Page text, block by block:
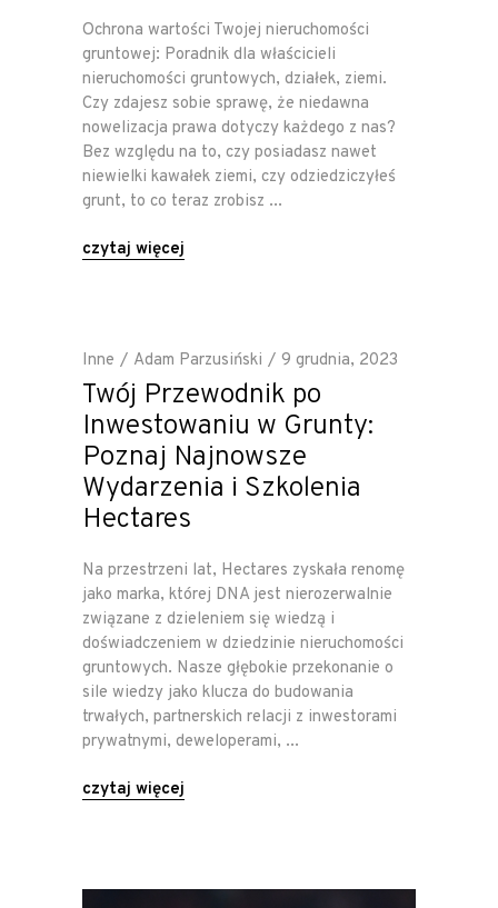
Ochrona wartości Twojej nieruchomości
gruntowej: Poradnik dla właścicieli
nieruchomości gruntowych, działek, ziemi.
Czy zdajesz sobie sprawę, że niedawna
nowelizacja prawa dotyczy każdego z nas?
Bez względu na to, czy posiadasz nawet
niewielki kawałek ziemi, czy odziedziczyłeś
grunt, to co teraz zrobisz
czytaj więcej
Inne Adam Parzusiński 9 grudnia, 2023
Twój Przewodnik po
Inwestowaniu w Grunty:
Poznaj Najnowsze
Wydarzenia i Szkolenia
Hectares
Na przestrzeni lat, Hectares zyskała renomę
jako marka, której DNA jest nierozerwalnie
związane z dzieleniem się wiedzą i
doświadczeniem w dziedzinie nieruchomości
gruntowych. Nasze głębokie przekonanie o
sile wiedzy jako klucza do budowania
trwałych, partnerskich relacji z inwestorami
prywatnymi, deweloperami,
czytaj więcej